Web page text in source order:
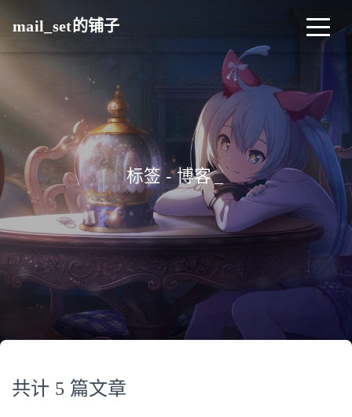
mail_set的铺子
标签 - 博客_
共计 5 篇文章